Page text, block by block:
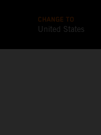
CHANGE TO
United States